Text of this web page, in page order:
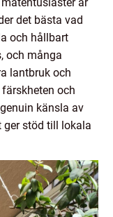
det bästa vad
och hållbart
och många
lantbruk och
och
känsla av
ger stöd till lokala